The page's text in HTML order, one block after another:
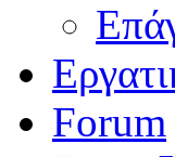
Forum